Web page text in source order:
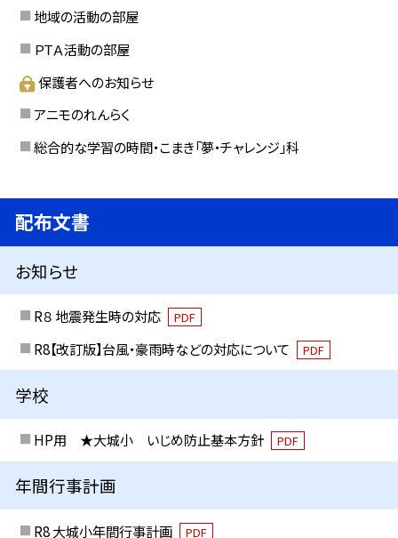
地域の活動の部屋
ＰＴＡ活動の部屋
保護者へのお知らせ
アニモのれんらく
総合的な学習の時間・こまき「夢・チャレンジ」科
配布文書
お知らせ
R８ 地震発生時の対応 PDF
R8【改訂版】台風・豪雨時などの対応について PDF
学校
HP用 ★大城小 いじめ防止基本方針 PDF
年間行事計画
R8 大城小年間行事計画 PDF